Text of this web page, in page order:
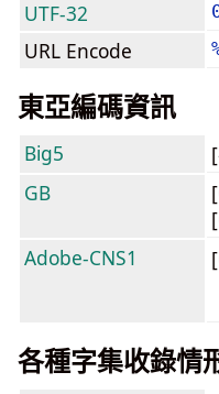
UTF-32
URL Encode
東亞編碼資訊
Big5
GB
Adobe-CNS1
各種字集收錄情